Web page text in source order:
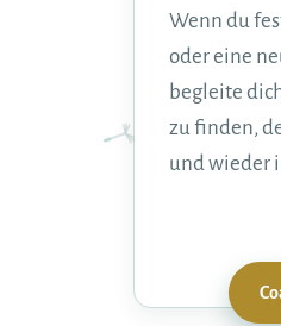
Wenn du
oder eine
begleite
zu finden,
und wieder